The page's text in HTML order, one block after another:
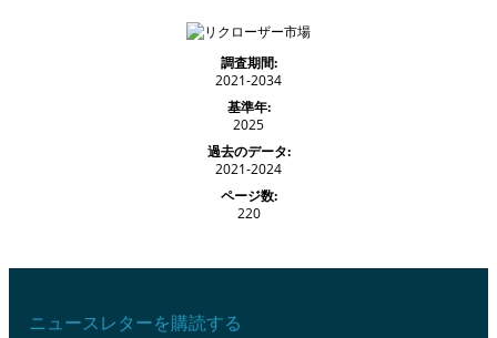
調査期間:
2021-2034
基準年:
2025
過去のデータ:
2021-2024
ページ数:
220
ニュースレターを購読する